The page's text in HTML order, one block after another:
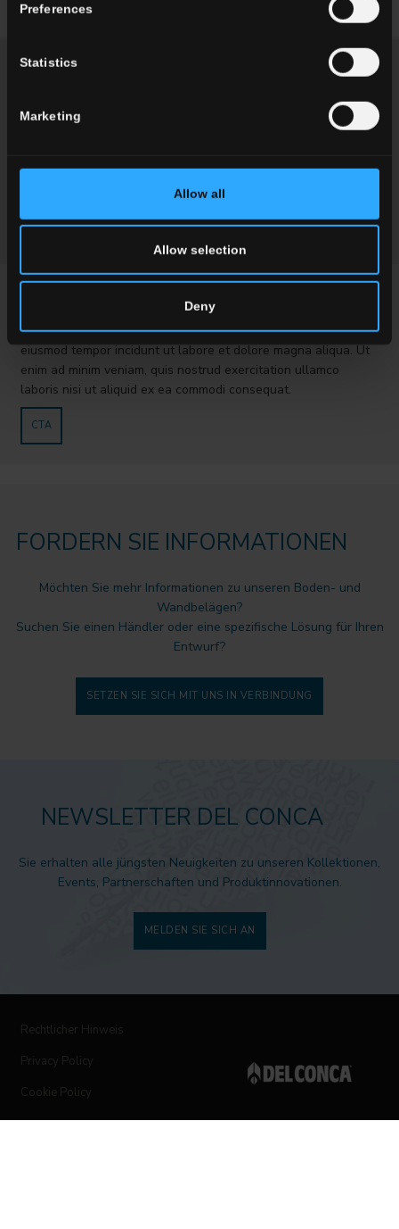
Preferences
Statistics
Marketing
Allow all
Allow selection
Deny
Mehr dazu
Lorem ipsum dolor sit amet, consectetur adipisici elit, sed
eiusmod tempor incidunt ut labore et dolore magna aliqua. Ut
enim ad minim veniam, quis nostrud exercitation ullamco
laboris nisi ut aliquid ex ea commodi consequat.
CTA
FORDERN SIE INFORMATIONEN
Möchten Sie mehr Informationen zu unseren Boden- und
Wandbelägen?
Suchen Sie einen Händler oder eine spezifische Lösung für Ihren
Entwurf?
SETZEN SIE SICH MIT UNS IN VERBINDUNG
NEWSLETTER DEL CONCA
Sie erhalten alle jüngsten Neuigkeiten zu unseren Kollektionen,
Events, Partnerschaften und Produktinnovationen.
MELDEN SIE SICH AN
Rechtlicher Hinweis
Privacy Policy
Cookie Policy